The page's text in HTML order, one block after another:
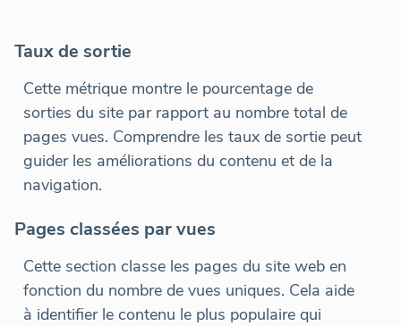
Taux de sortie
Cette métrique montre le pourcentage de
sorties du site par rapport au nombre total de
pages vues. Comprendre les taux de sortie peut
guider les améliorations du contenu et de la
navigation.
Pages classées par vues
Cette section classe les pages du site web en
fonction du nombre de vues uniques. Cela aide
à identifier le contenu le plus populaire qui